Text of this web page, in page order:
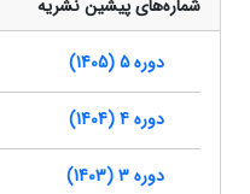
شماره‌های پیشین نشریه
دوره 5 (1405)
دوره 4 (1404)
دوره 3 (1403)